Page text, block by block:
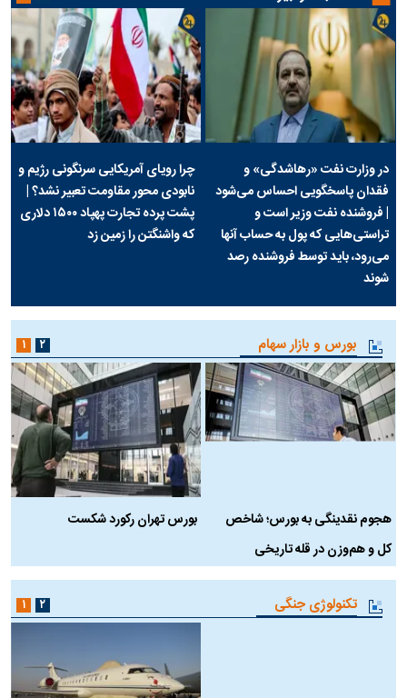
در وزارت نفت «رهاشدگی» و
فقدان پاسخگویی احساس می‌شود
| فروشنده نفت وزیر است و
تراستی‌هایی که پول به حساب آنها
می‌رود، باید توسط فروشنده رصد
شوند
چرا رویای آمریکایی سرنگونی رژیم و
نابودی محور مقاومت تعبیر نشد؟ |
پشت پرده تجارت پهپاد‌ ۱۵۰۰ دلاری
که واشنگتن را زمین زد
بورس و بازار سهام
هجوم نقدینگی به بورس؛ شاخص
کل و هم‌وزن در قله تاریخی
بورس تهران رکورد شکست
۱ ۲
تکنولوژی جنگی ۱ ۲